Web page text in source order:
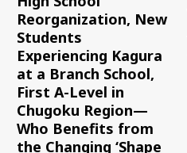
Reorganization, New
Students
Experiencing Kagura
at a Branch School,
First A-Level in
Chugoku Region—
Who Benefits from
the Changing ‘Shape